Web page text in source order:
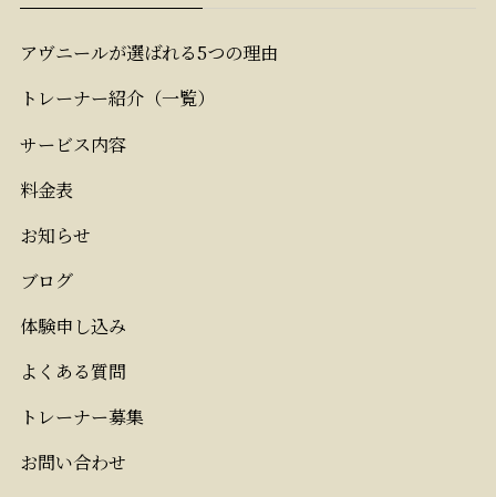
アヴニールが選ばれる5つの理由
トレーナー紹介（一覧）
サービス内容
料金表
お知らせ
ブログ
体験申し込み
よくある質問
トレーナー募集
お問い合わせ